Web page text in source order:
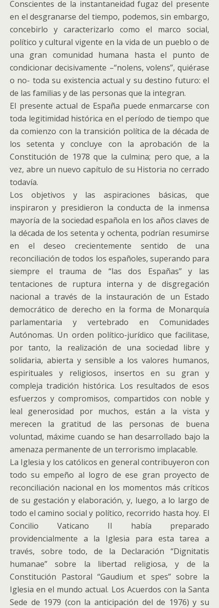
Conscientes de la instantaneidad fugaz del presente
en el desgranarse del tiempo, podemos, sin embargo,
concebirlo y caracterizarlo como el marco social,
político y cultural vigente en la vida de un pueblo o de
una gran comunidad humana hasta el punto de
condicionar decisivamente –“nolens, volens”, quiérase
o no- toda su existencia actual y su destino futuro: el
de las familias y de las personas que la integran.
El presente actual de España puede enmarcarse con
toda legitimidad histórica en el período de tiempo que
da comienzo con la transición política de la década de
los setenta y concluye con la aprobación de la
Constitución de 1978 que la culmina; pero que, a la
vez, abre un nuevo capítulo de su Historia no cerrado
todavía.
Los objetivos y las aspiraciones básicas, que
inspiraron y presidieron la conducta de la inmensa
mayoría de la sociedad española en los años claves de
la década de los setenta y ochenta, podrían resumirse
en el deseo crecientemente sentido de una
reconciliación de todos los españoles, superando para
siempre el trauma de “las dos Españas” y las
tentaciones de ruptura interna y de disgregación
nacional a través de la instauración de un Estado
democrático de derecho en la forma de Monarquía
parlamentaria y vertebrado en Comunidades
Autónomas. Un orden político-jurídico que facilitase,
por tanto, la realización de una sociedad libre y
solidaria, abierta y sensible a los valores humanos,
espirituales y religiosos, insertos en su gran y
compleja tradición histórica. Los resultados de esos
esfuerzos y compromisos, compartidos con noble y
leal generosidad por muchos, están a la vista y
merecen la gratitud de las personas de buena
voluntad, máxime cuando se han desarrollado bajo la
amenaza permanente de un terrorismo implacable.
La Iglesia y los católicos en general contribuyeron con
todo su empeño al logro de ese gran proyecto de
reconciliación nacional en los momentos más críticos
de su gestación y elaboración, y, luego, a lo largo de
todo el camino social y político, recorrido hasta hoy. El
Concilio Vaticano II había preparado
providencialmente a la Iglesia para esta tarea a
través, sobre todo, de la Declaración “Dignitatis
humanae” sobre la libertad religiosa, y de la
Constitución Pastoral “Gaudium et spes” sobre la
Iglesia en el mundo actual. Los Acuerdos con la Santa
Sede de 1979 (con la anticipación del de 1976) y su